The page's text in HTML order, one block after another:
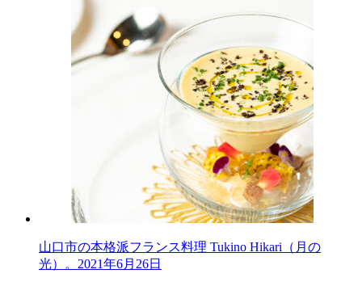
山口市の本格派フランス料理 Tukino Hikari（月の
光）。 2021年6月26日